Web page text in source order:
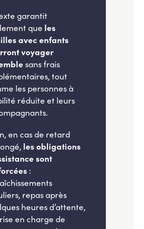
garantit
que les
avec enfants
voyager
sans frais
tout
les personnes à
réduite et leurs
en cas de retard
les obligations
sont
:
repas après
heures d’attente,
en charge de